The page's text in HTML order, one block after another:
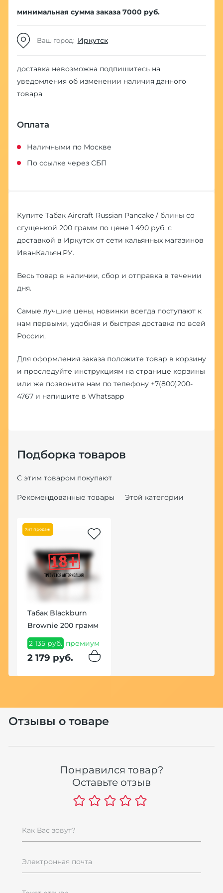
минимальная сумма заказа 7000 руб.
Ваш город: Иркутск
доставка невозможна подпишитесь на
уведомления об изменении наличия данного
товара
Оплата
Наличными по Москве
По ссылке через СБП
Купите Табак Aircraft Russian Pancake / блины со
сгущенкой 200 грамм по цене 1 490 руб. с
доставкой в Иркутск от сети кальянных магазинов
ИванКальян.РУ.
Весь товар в наличии, сбор и отправка в течении
дня.
Самые лучшие цены, новинки всегда поступают к
нам первыми, удобная и быстрая доставка по всей
России.
Для оформления заказа положите товар в корзину
и проследуйте инструкциям на странице корзины
или же позвоните нам по телефону +7(800)200-
4767и напишите в Whatsapp
Подборка товаров
С этим товаром покупают
Рекомендованные товары Этой категории
Хит продаж
Табак Blackburn
Brownie 200 грамм
2 135 руб. премиум
2 179 руб.
Отзывы о товаре
Понравился товар?
Оставьте отзыв
Как Вас зовут?
Электронная почта